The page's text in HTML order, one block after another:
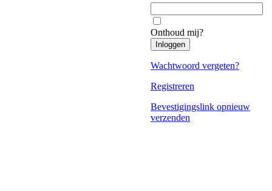
Onthoud mij?
Inloggen
Wachtwoord vergeten?
Registreren
Bevestigingslink opnieuw
verzenden